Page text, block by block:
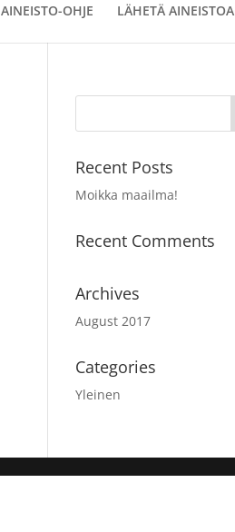
AINEISTO-OHJE LÄHETÄ AINEISTOA
Recent Posts
Moikka maailma!
Recent Comments
Archives
August 2017
Categories
Yleinen